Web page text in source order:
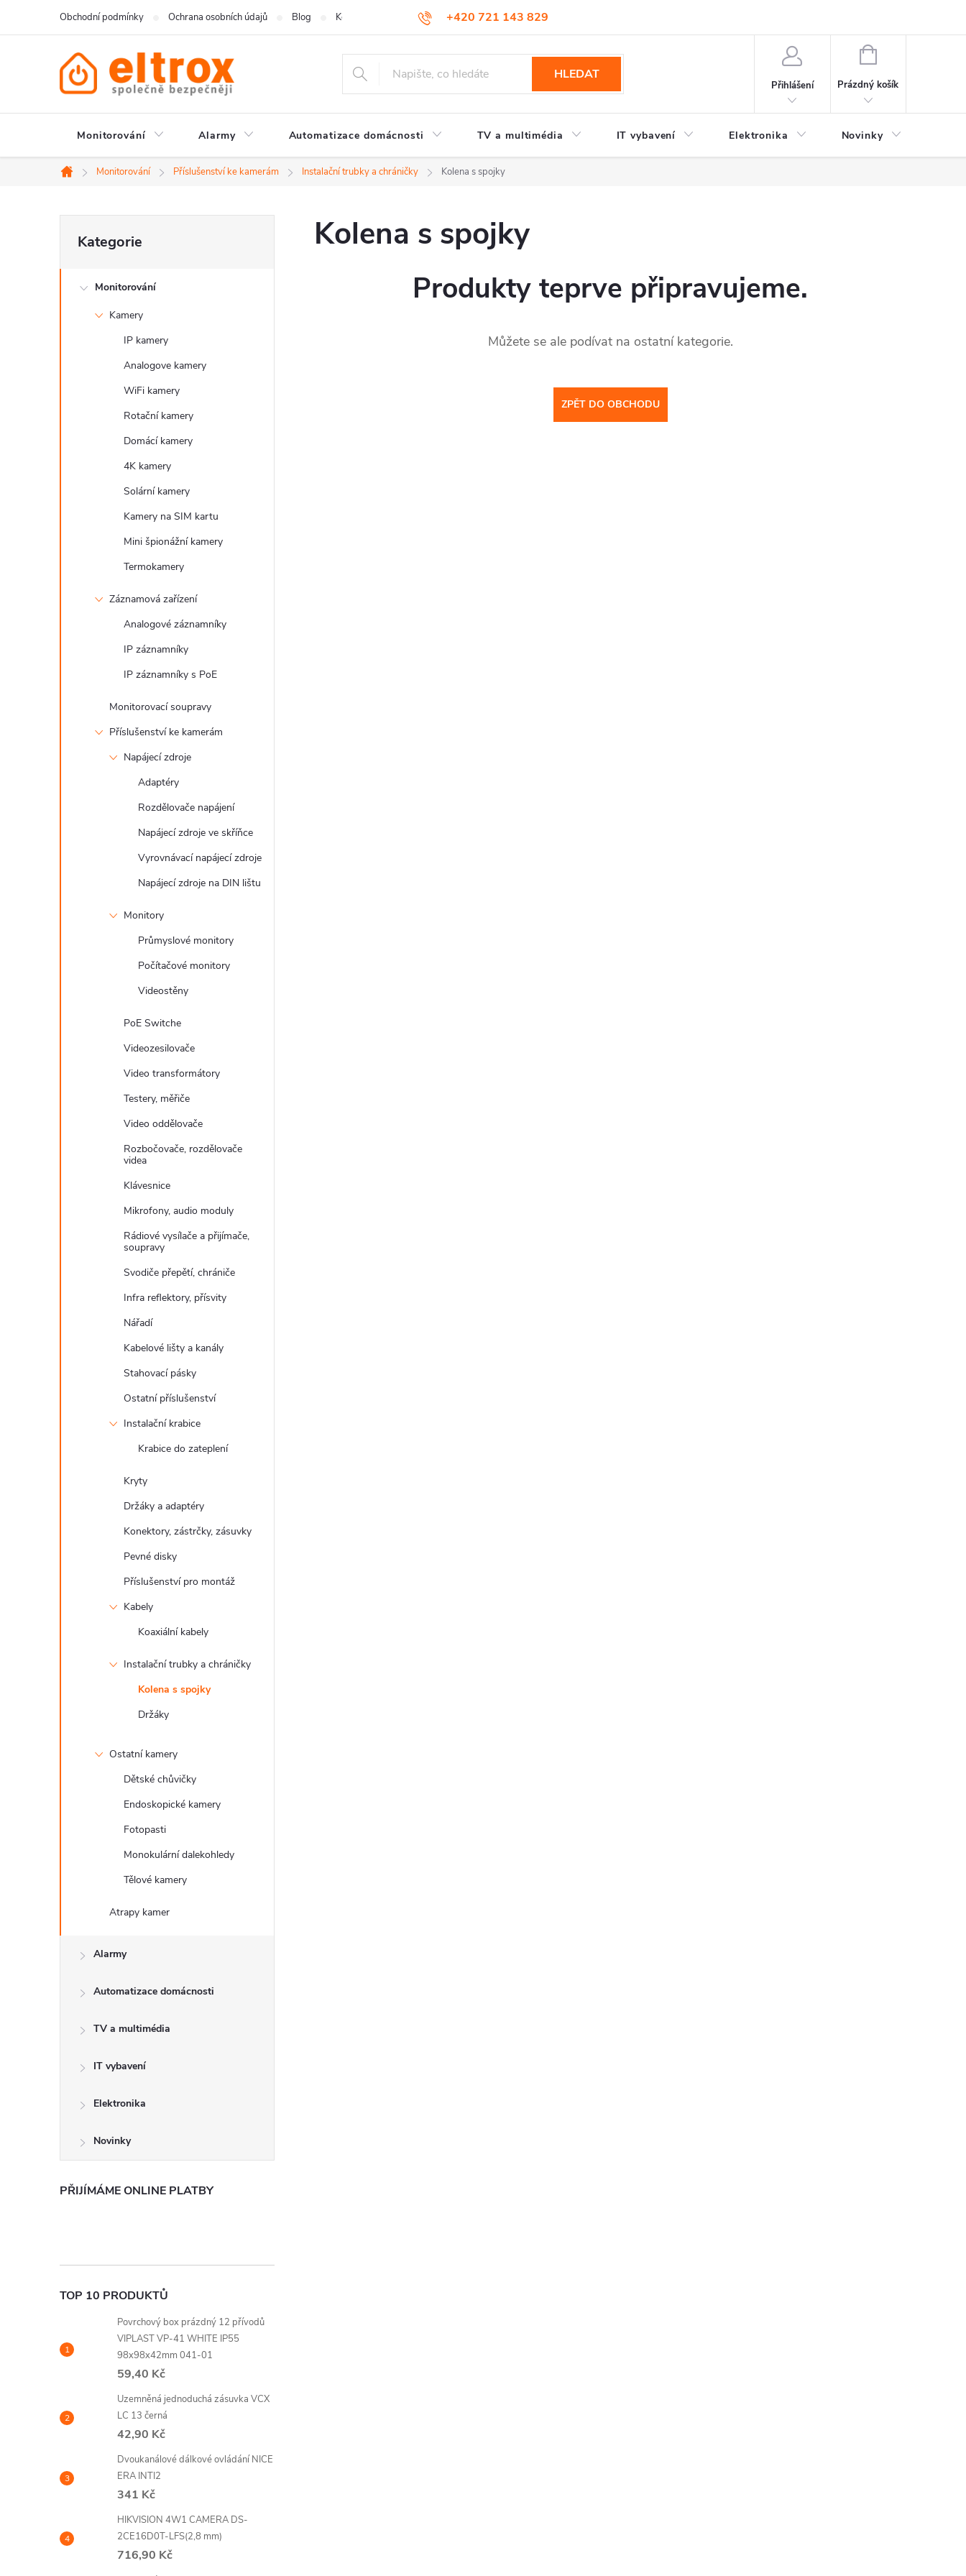
+420 721 143 829
Obchodní podmínky Ochrana osobních údajů Blog Kontakty
HLEDAT
Přihlášení
NÁKUPNÍ
Prázdný košík
Monitorování Alarmy Automatizace domácnosti TV a multimédia IT vybavení Elektronika Novinky
Domů
Monitorování Příslušenství ke kamerám Instalační trubky a chráničky Kolena s spojky
o
kategorie
Kategorie
Monitorování
Kamery
IP kamery
Analogove kamery
WiFi kamery
Rotační kamery
Domácí kamery
4K kamery
Solární kamery
Kamery na SIM kartu
Mini špionážní kamery
Termokamery
Záznamová zařízení
Analogové záznamníky
IP záznamníky
IP záznamníky s PoE
Monitorovací soupravy
Příslušenství ke kamerám
Napájecí zdroje
Adaptéry
Rozdělovače napájení
Napájecí zdroje ve skříňce
Vyrovnávací napájecí zdroje
Napájecí zdroje na DIN lištu
Monitory
Průmyslové monitory
Počítačové monitory
Videostěny
PoE Switche
Videozesilovače
Video transformátory
Testery, měřiče
Video oddělovače
Rozbočovače, rozdělovače
videa
Klávesnice
Mikrofony, audio moduly
Rádiové vysílače a přijímače,
soupravy
Svodiče přepětí, chrániče
Infra reflektory, přísvity
Nářadí
Kabelové lišty a kanály
Stahovací pásky
Ostatní příslušenství
Instalační krabice
Krabice do zateplení
Kryty
Držáky a adaptéry
Konektory, zástrčky, zásuvky
Pevné disky
Příslušenství pro montáž
Kabely
Koaxiální kabely
Instalační trubky a chráničky
Kolena s spojky
Držáky
Ostatní kamery
Dětské chůvičky
Endoskopické kamery
Fotopasti
Monokulární dalekohledy
Tělové kamery
Atrapy kamer
Alarmy
Automatizace domácnosti
TV a multimédia
IT vybavení
Elektronika
Novinky
PŘIJÍMÁME ONLINE PLATBY
TOP 10 PRODUKTŮ
Povrchový box prázdný 12 přívodů
VIPLAST VP-41 WHITE IP55
98x98x42mm 041-01
59,40 Kč
Uzemněná jednoduchá zásuvka VCX
LC 13 černá
42,90 Kč
Dvoukanálové dálkové ovládání NICE
ERA INTI2
341 Kč
HIKVISION 4W1 CAMERA DS-
2CE16D0T-LFS(2,8 mm)
716,90 Kč
Kolena s spojky
Produkty teprve připravujeme.
Můžete se ale podívat na ostatní kategorie.
ZPĚT DO OBCHODU